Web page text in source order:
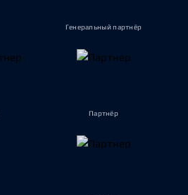
Генеральный партнёр
Партнёр